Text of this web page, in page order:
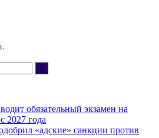
обязательный экзамен на
2027 года
«адские» санкции против